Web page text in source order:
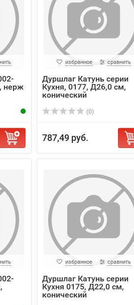
нерж
избранное сравнить
Дуршлаг Катунь серии
Кухня, 0177, Д26,0 см,
конический
(0)
787,49 руб.
избранное сравнить
Дуршлаг Катунь серии
Кухня 0175, Д22,0 см,
конический